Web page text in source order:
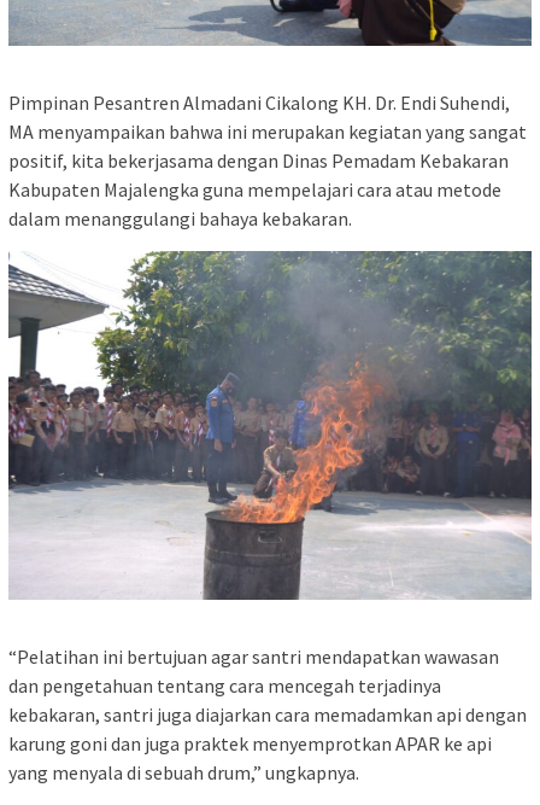
Pimpinan Pesantren Almadani Cikalong KH. Dr. Endi Suhendi,
MA menyampaikan bahwa ini merupakan kegiatan yang sangat
positif, kita bekerjasama dengan Dinas Pemadam Kebakaran
Kabupaten Majalengka guna mempelajari cara atau metode
dalam menanggulangi bahaya kebakaran.
“Pelatihan ini bertujuan agar santri mendapatkan wawasan
dan pengetahuan tentang cara mencegah terjadinya
kebakaran, santri juga diajarkan cara memadamkan api dengan
karung goni dan juga praktek menyemprotkan APAR ke api
yang menyala di sebuah drum,” ungkapnya.